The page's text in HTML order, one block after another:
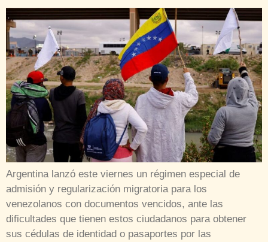
Argentina lanzó este viernes un régimen especial de
admisión y regularización migratoria para los
venezolanos con documentos vencidos, ante las
dificultades que tienen estos ciudadanos para obtener
sus cédulas de identidad o pasaportes por las